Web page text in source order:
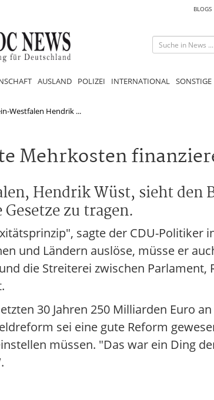
BLOGS
AUSLAND POLIZEI INTERNATIONAL SONSTIGE
Westfalen Hendrik ...
Mehrkosten
Hendrik Wüst, sieht den
zu tragen.
sagte der CDU-Politiker
und Ländern auslöse, müsse er
die Streiterei zwischen Parlament,
30 Jahren 250 Milliarden Euro
sei eine gute Reform
müssen. "Das war ein Ding